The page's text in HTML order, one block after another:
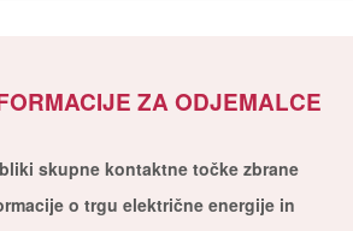
ZA ODJEMALCE
skupne kontaktne točke zbrane
o trgu električne energije in